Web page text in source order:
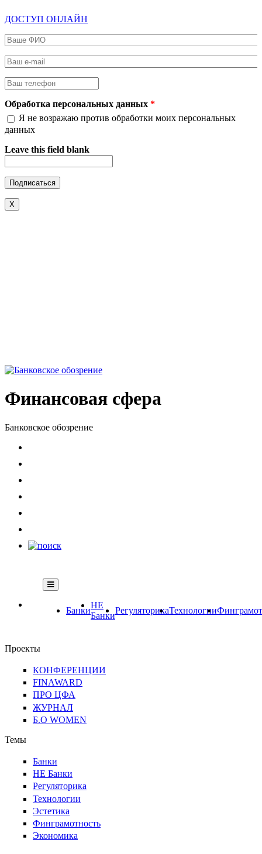
ДОСТУП ОНЛАЙН
Ваше ФИО
Ваш e-mail
Ваш телефон
Обработка персональных данных *
Я не возражаю против обработки моих персональных
данных
Leave this field blank
X
Финансовая сфера
Банковское обозрение
Банки
НЕ
Банки
РегуляторикаТехнологии
Проекты
КОНФЕРЕНЦИИ
FINAWARD
ПРО ЦФА
ЖУРНАЛ
Б.О WOMEN
Темы
Банки
НЕ Банки
Регуляторика
Технологии
Эстетика
Финграмотность
Экономика